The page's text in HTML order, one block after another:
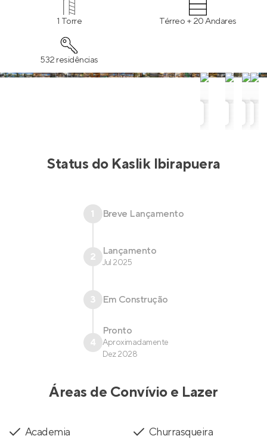
1 Torre Térreo + 20 Andares
532 residências
Status do Kaslik Ibirapuera
1 Breve Lançamento
2 Lançamento
Jul 2025
3 Em Construção
4
Pronto
Aproximadamente
Dez 2028
Áreas de Convívio e Lazer
Academia Churrasqueira